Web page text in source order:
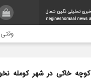
تا پایان ۱۴۰۲ کوچه خاکی در شهر کومله